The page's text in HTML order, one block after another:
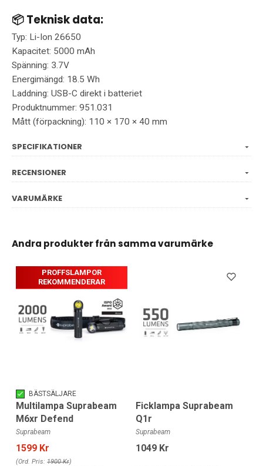
📦 Teknisk data:
Typ: Li-Ion 26650
Kapacitet: 5000 mAh
Spänning: 3.7V
Energimängd: 18.5 Wh
Laddning: USB-C direkt i batteriet
Produktnummer: 951.031
Mått (förpackning): 110 × 170 × 40 mm
SPECIFIKATIONER
RECENSIONER
VARUMÄRKE
Andra produkter från samma varumärke
BÄSTSÄLJARE
PROFFSLAMPOR
REKOMMENDERAR
Multilampa Suprabeam
M6xr Defend
Suprabeam
1599 Kr
(Ord. Pris: 1900 Kr)
Ficklampa Suprabeam
Q1r
Suprabeam
1049 Kr